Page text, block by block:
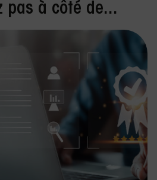
pas à côté de...